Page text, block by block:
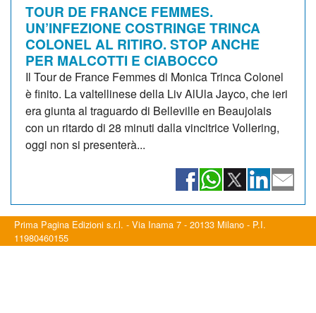
TOUR DE FRANCE FEMMES.
UN’INFEZIONE COSTRINGE TRINCA
COLONEL AL RITIRO. STOP ANCHE
PER MALCOTTI E CIABOCCO
Il Tour de France Femmes di Monica Trinca Colonel
è finito. La valtellinese della Liv AlUla Jayco, che ieri
era giunta al traguardo di Belleville en Beaujolais
con un ritardo di 28 minuti dalla vincitrice Vollering,
oggi non si presenterà...
Prima Pagina Edizioni s.r.l. - Via Inama 7 - 20133 Milano - P.I.
11980460155